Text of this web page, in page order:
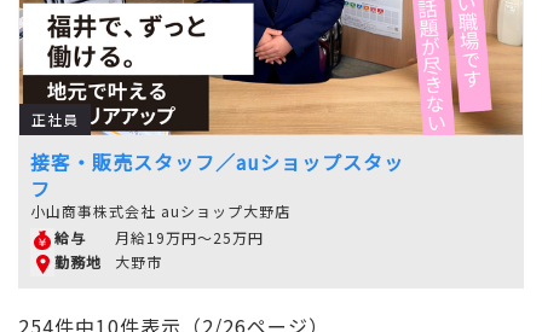
正社員
接客・販売スタッフ／auショップスタッ
フ
小山商事株式会社 auショップ大野店
給与
月給19万円～25万円
勤務地
大野市